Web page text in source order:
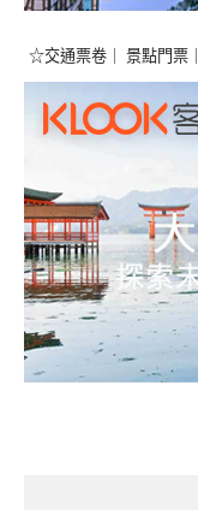
☆交通票卷｜ 景點門票